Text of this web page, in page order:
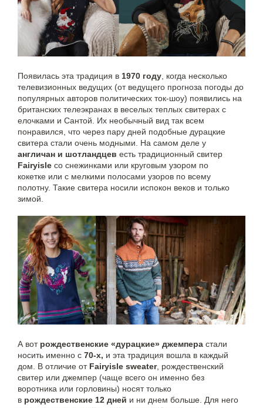
Появилась эта традиция в 1970 году , когда несколько
телевизионных ведущих (от ведущего прогноза погоды до
популярных авторов политических ток-шоу) появились на
британских телеэкранах в веселых теплых свитерах с
елочками и Сантой. Их необычный вид так всем
понравился, что через пару дней подобные дурацкие
свитера стали очень модными. На самом деле у
англичан и шотландцев есть традиционный свитер
Fairyisle со снежинками или круговым узором по
кокетке или с мелкими полосами узоров по всему
полотну. Такие свитера носили испокон веков и только
зимой.
А вотрождественские «дурацкие» джемпера стали
носить именно с 70-х, и эта традиция вошла в каждый
дом. В отличие отFairyisle sweater, рождественский
свитер или джемпер (чаще всего он именно без
воротника или горловины) носят только
в рождественские 12 дней и ни днем больше. Для него